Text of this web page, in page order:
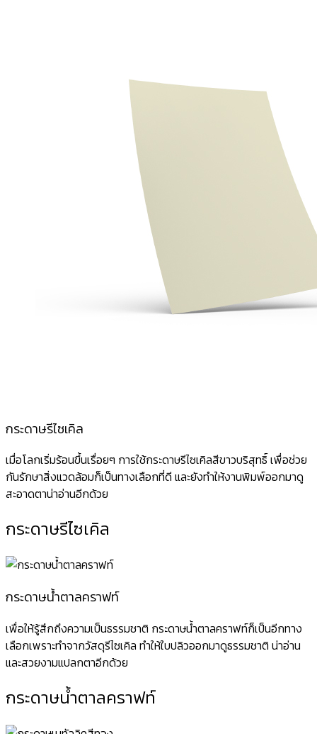
กระดาษรีไซเคิล
เมื่อโลกเริ่มร้อนขึ้นเรื่อยๆ การใช้กระดาษรีไซเคิลสีขาวบริสุทธิ์ เพื่อช่วย
กันรักษาสิ่งแวดล้อมก็เป็นทางเลือกที่ดี และยังทำให้งานพิมพ์ออกมาดู
สะอาดตาน่าอ่านอีกด้วย
กระดาษรีไซเคิล
กระดาษน้ำตาลคราฟท์
เพื่อให้รู้สึกถึงความเป็นธรรมชาติ กระดาษน้ำตาลคราฟท์ก็เป็นอีกทาง
เลือกเพราะทำจากวัสดุรีไซเคิล ทำให้ใบปลิวออกมาดูธรรมชาติ น่าอ่าน
และสวยงามแปลกตาอีกด้วย
กระดาษน้ำตาลคราฟท์